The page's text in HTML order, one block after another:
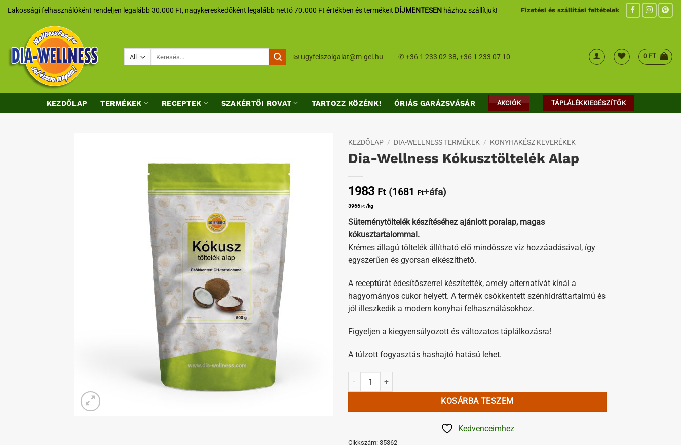
SkipLakossági felhasználóként rendeljen legalább 30.000 Ft, nagykereskedőként legalább nettó 70.000 Ft értékben és termékeit DÍJMENTESEN házhoz szállítjuk! Fizetési és szállítási feltételek
✉ ugyfelszolgalat@m-gel.hu ✆+36 1 233 02 38,+36 1 233 07 10 0 FT
KEZDŐLAP TERMÉKEK RECEPTEK SZAKÉRTŐI ROVAT TARTOZZ KÖZÉNK! ÓRIÁS GARÁZSVÁSÁR AKCIÓK TÁPLÁLÉKKIEGÉSZÍTŐK
Kedvenceimhez
KEZDŐLAP / DIA-WELLNESS TERMÉKEK / KONYHAKÉSZ KEVERÉKEK
Dia-Wellness Kókusztöltelék Alap
1983 Ft (1681 Ft+áfa)
3966 Ft /kg
Süteménytöltelék készítéséhez ajánlott poralap, magas
kókusztartalommal.
Krémes állagú töltelék állítható elő mindössze víz hozzáadásával, így
egyszerűen és gyorsan elkészíthető.
A receptúrát édesítőszerrel készítették, amely alternatívát kínál a
hagyományos cukor helyett. A termék csökkentett szénhidráttartalmú és
jól illeszkedik a modern konyhai felhasználásokhoz.
Figyeljen a kiegyensúlyozott és változatos táplálkozásra!
A túlzott fogyasztás hashajtó hatású lehet.
Dia-Wellness Kókusztöltelék Alap mennyiség
KOSÁRBA TESZEM
Kedvenceimhez
Cikkszám: 35362